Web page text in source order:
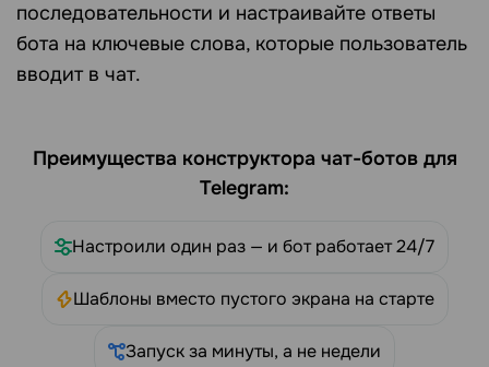
последовательности и настраивайте ответы
бота на ключевые слова, которые пользователь
вводит в чат.
Преимущества конструктора чат-ботов для
Telegram:
Настроили один раз — и бот работает 24/7
Шаблоны вместо пустого экрана на старте
Запуск за минуты, а не недели